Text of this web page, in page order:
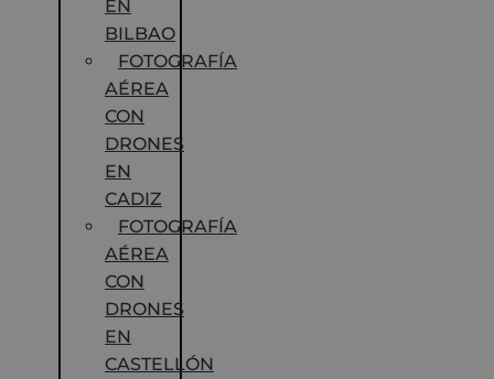
EN
BILBAO
FOTOGRAFÍA
AÉREA
CON
DRONES
EN
CADIZ
FOTOGRAFÍA
AÉREA
CON
DRONES
EN
CASTELLÓN